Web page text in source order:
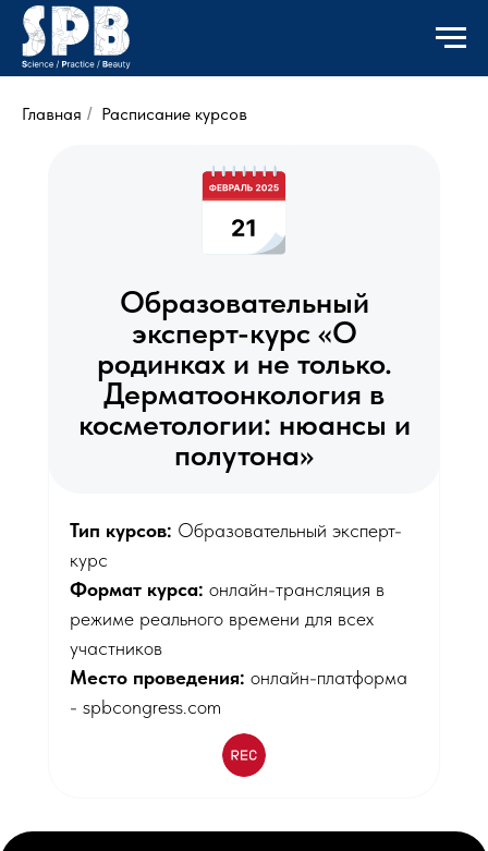
Главная / Расписание курсов
Тип курсов: Образовательный эксперт-
курс
Формат курса: онлайн-трансляция в
режиме реального времени для всех
участников
Место проведения: онлайн-платформа
- spbcongress.com
Образовательный
эксперт-курс «О
родинках и не только.
Дерматоонкология в
косметологии: нюансы и
полутона»